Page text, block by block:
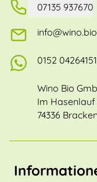
07135 937670
info@wino.bio
0152 04264151
Wino Bio
Im Hasenlauf
74336